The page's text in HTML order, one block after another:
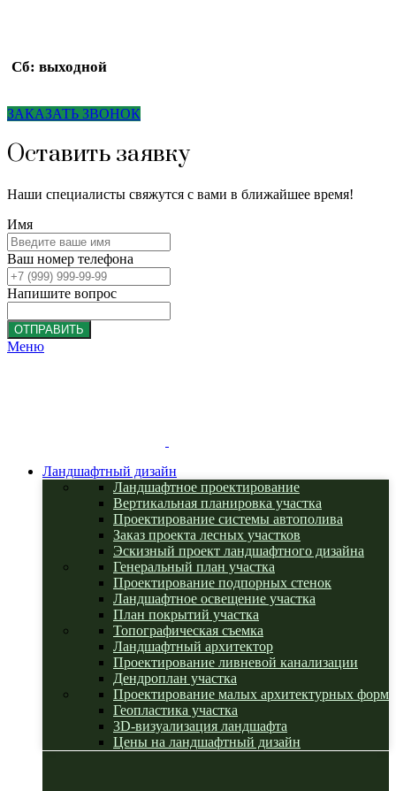
Сб: выходной
ЗАКАЗАТЬ ЗВОНОК
Оставить заявку
Наши специалисты свяжутся с вами в ближайшее время!
Имя
Ваш номер телефона
Напишите вопрос
ОТПРАВИТЬ
Меню
Ландшафтный дизайн
Ландшафтное проектирование
Вертикальная планировка участка
Проектирование системы автополива
Заказ проекта лесных участков
Эскизный проект ландшафтного дизайна
Генеральный план участка
Проектирование подпорных стенок
Ландшафтное освещение участка
План покрытий участка
Топографическая съемка
Ландшафтный архитектор
Проектирование ливневой канализации
Дендроплан участка
Проектирование малых архитектурных форм
Геопластика участка
3D-визуализация ландшафта
Цены на ландшафтный дизайн